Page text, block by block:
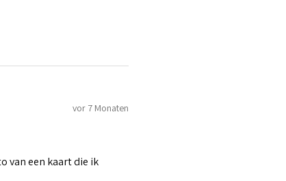
vor 7 Monaten
van een kaart die ik